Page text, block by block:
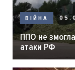
ВІЙНА
ППО не
атаки РФ